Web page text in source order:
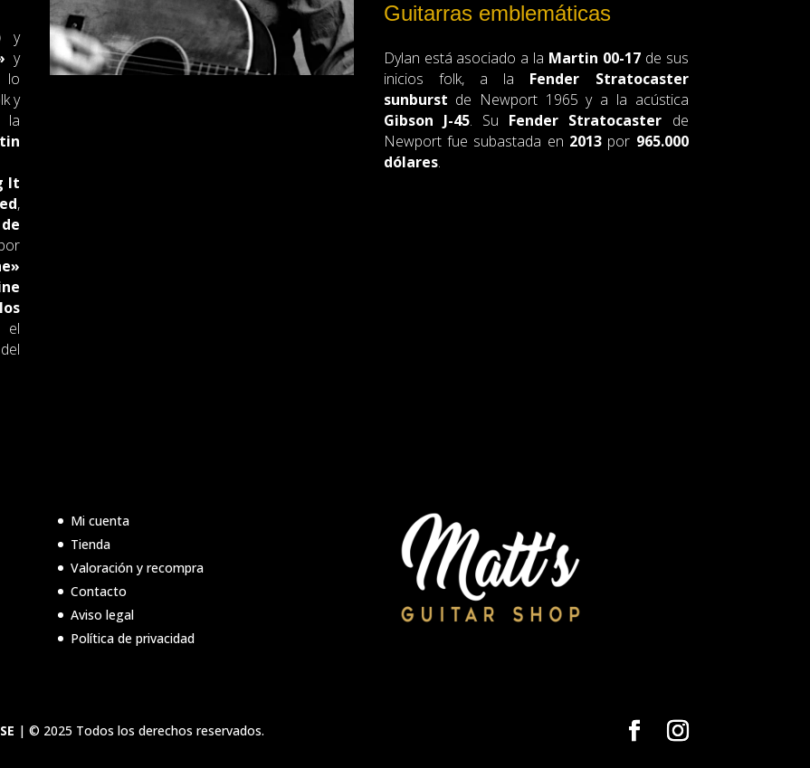
y
y
lo
y
la
It
,
el
Guitarras emblemáticas
Dylan está asociado a la Martin 00-17de sus
inicios folk, a la Fender Stratocaster
sunburst de Newport 1965 y a la acústica
Gibson J-45. Su Fender Stratocaster de
Newport fue subastada en 2013por 965.000
dólares.
Mi cuenta
Tienda
Valoración y recompra
Contacto
Aviso legal
Política de privacidad
| © 2025 Todos los derechos reservados.